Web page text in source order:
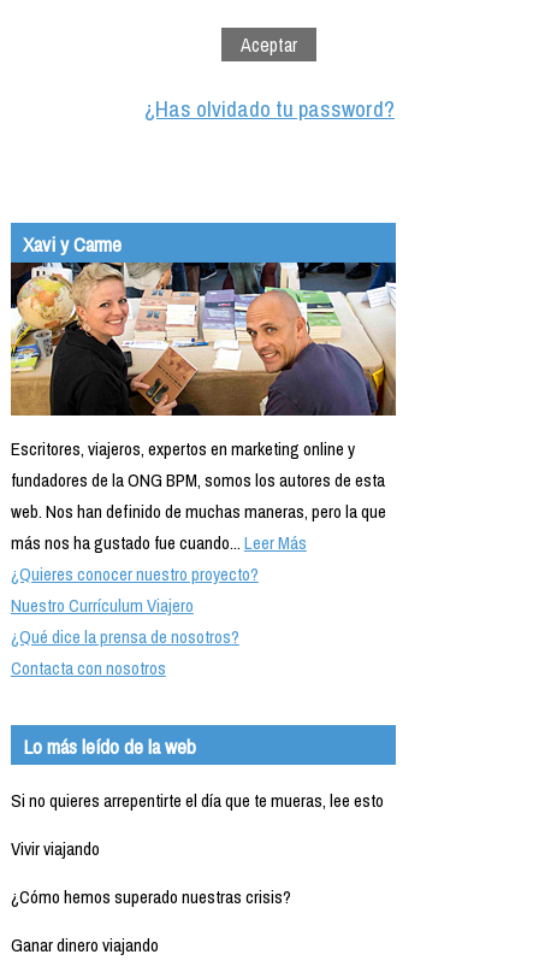
¿Has olvidado tu password?
Xavi y Carme
Escritores, viajeros, expertos en marketing online y
fundadores de la ONG BPM, somos los autores de esta
web. Nos han definido de muchas maneras, pero la que
más nos ha gustado fue cuando...Leer Más
¿Quieres conocer nuestro proyecto?
Nuestro Currículum Viajero
¿Qué dice la prensa de nosotros?
Contacta con nosotros
Lo más leído de la web
Si no quieres arrepentirte el día que te mueras, lee esto
Vivir viajando
¿Cómo hemos superado nuestras crisis?
Ganar dinero viajando